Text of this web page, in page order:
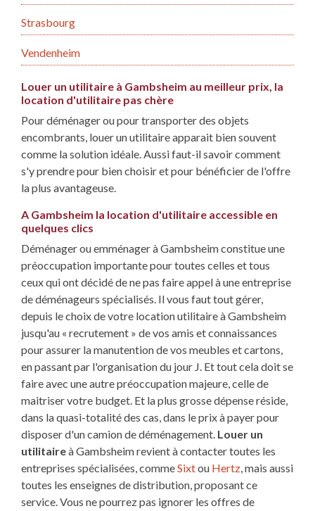
Strasbourg
Vendenheim
Louer un utilitaire à Gambsheim au meilleur prix, la
location d'utilitaire pas chère
Pour déménager ou pour transporter des objets
encombrants, louer un utilitaire apparait bien souvent
comme la solution idéale. Aussi faut-il savoir comment
s'y prendre pour bien choisir et pour bénéficier de l'offre
la plus avantageuse.
A Gambsheim la location d'utilitaire accessible en
quelques clics
Déménager ou emménager à Gambsheim constitue une
préoccupation importante pour toutes celles et tous
ceux qui ont décidé de ne pas faire appel à une entreprise
de déménageurs spécialisés. Il vous faut tout gérer,
depuis le choix de votre location utilitaire à Gambsheim
jusqu'au « recrutement » de vos amis et connaissances
pour assurer la manutention de vos meubles et cartons,
en passant par l'organisation du jour J. Et tout cela doit se
faire avec une autre préoccupation majeure, celle de
maitriser votre budget. Et la plus grosse dépense réside,
dans la quasi-totalité des cas, dans le prix à payer pour
disposer d'un camion de déménagement. Louer un
utilitaireà Gambsheim revient à contacter toutes les
entreprises spécialisées, commeSixtou Hertz, mais aussi
toutes les enseignes de distribution, proposant ce
service. Vous ne pourrez pas ignorer les offres de